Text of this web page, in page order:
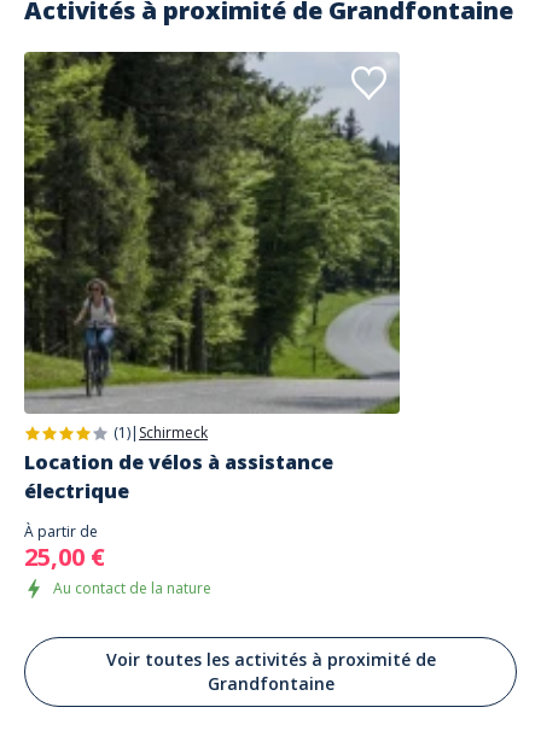
Activités à proximité de Grandfontaine
(1)| Schirmeck
Location de vélos à assistance
électrique
À partir de
25,00 €
Au contact de la nature
Voir toutes les activités à proximité de
Grandfontaine